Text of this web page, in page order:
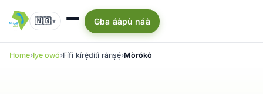
🇳🇬▾ Gba áàpù náà
Home Iye owó Fífi kírẹ́dítì ránṣẹ́ Mòrókò